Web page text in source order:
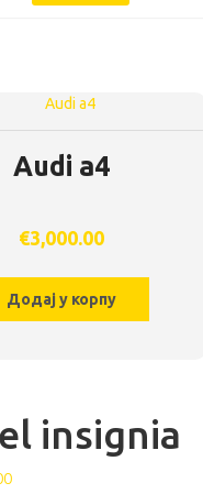
Audi a4
€3,000.00
Додај у корпу
insignia